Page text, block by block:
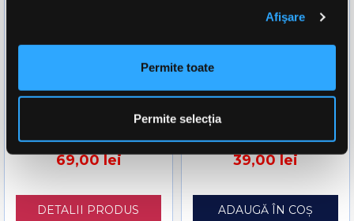
Afişare
Permite toate
Permite selecția
OstroVit Vitamina D3
5000UI 250 Capsule
69,00 lei
DETALII PRODUS
Vitamina D3 OstroVit
Vitamin D3 4000 UI + K2
39,00 lei
ADAUGĂ ÎN COȘ